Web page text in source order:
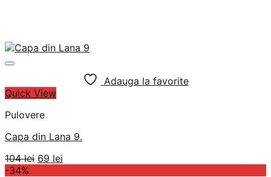
Adauga la favorite
Quick View
Pulovere
Capa din Lana 9.
104lei Prețul
69 lei
-34%